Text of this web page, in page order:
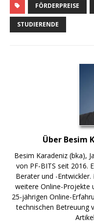
FÖRDERPREISE
STUDIERENDE
Über Besim
Besim Karadeniz (bka),
von PF-BITS seit 2016.
Berater und -
weitere Online-Projekte
25-jährigen Online-
technischen Betreuung